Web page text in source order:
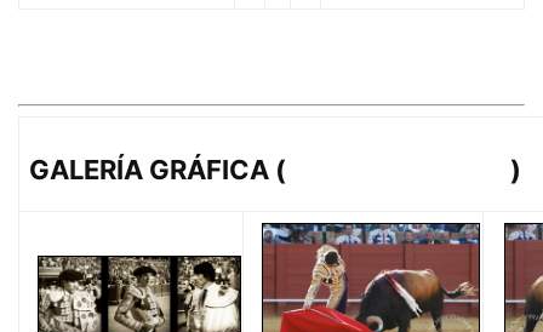
GALERÍA GRÁFICA ( )